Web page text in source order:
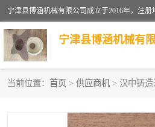
宁津县博涵机械有
当前位置： 首页 > 供应商机 > 汉中铸